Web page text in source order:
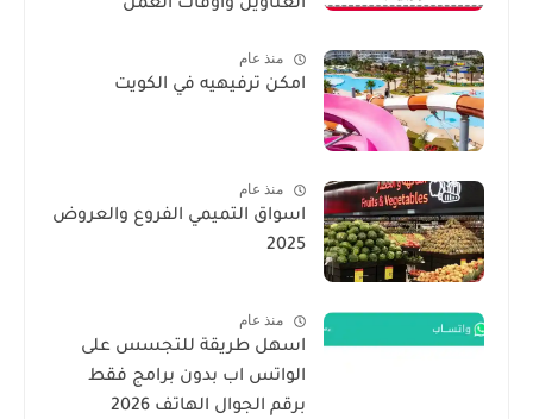
العناوين وأوقات العمل
منذ عام
امكن ترفيهيه في الكويت
منذ عام
اسواق التميمي الفروع والعروض
2025
منذ عام
اسهل طريقة للتجسس على
الواتس اب بدون برامج فقط
برقم الجوال الهاتف 2026